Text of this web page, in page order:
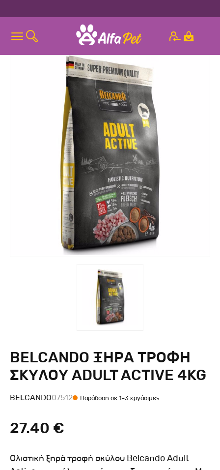
BELCANDO ΞΗΡΑ ΤΡΟΦΗ
ΣΚΥΛΟΥ ADULT ACTIVE 4KG
BELCANDO07512 Παράδοση σε 1-3 εργάσιμες
27.40 €
Ολιστική ξηρά τροφή σκύλου Belcando Adult